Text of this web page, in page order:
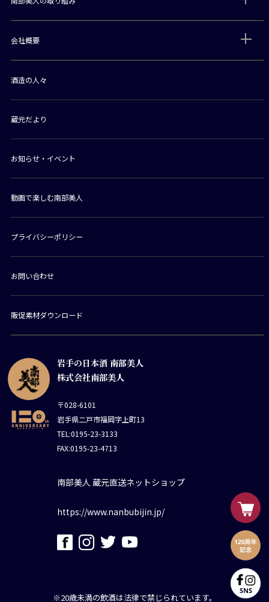
岩手の日本酒 南部美人
株式会社南部美人
〒028-6101
岩手県二戸市福岡字上町13
TEL:0195-23-3133
FAX:0195-23-4713
南部美人 蔵元直送ネットショップ
https://www.nanbubijin.jp/
会社概要
酒造の人々
蔵元だより
お知らせ・イベント
動画で楽しむ南部美人
プライバシーポリシー
お問い合わせ
販促素材ダウンロード
※20歳未満の飲酒は法律で禁じられています。